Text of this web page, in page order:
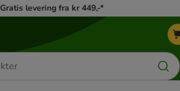
Gratis levering fra kr 449,-*